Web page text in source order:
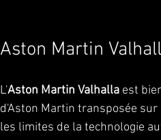
Aston Martin
L'Aston Martin Valhalla est
d'Aston Martin transposée
les limites de la technologie